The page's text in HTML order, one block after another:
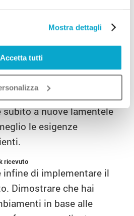
Mostra dettagli
Accetta tutti
un feedback
in modo tale da
a nuove lamentele
le esigenze
ricevuto
infine di implementare il
Dimostrare che hai
in base alle